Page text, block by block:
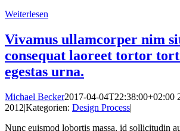
Weiterlesen
Vivamus ullamcorper nim
consequat laoreet tortor
egestas urna.
Michael Becker2017-04-04T22:38:00+02:00
2012|Kategorien: Design Process|
Nunc euismod lobortis massa, id sollicitudin